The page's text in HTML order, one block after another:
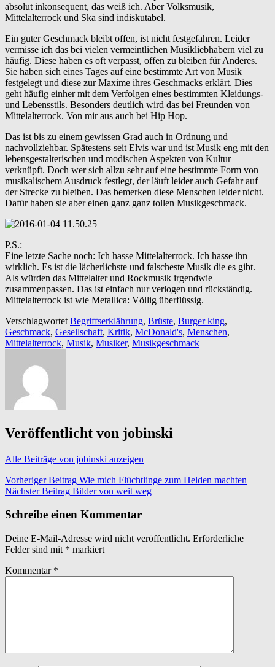
absolut inkonsequent, das weiß ich. Aber Volksmusik,
Mittelalterrock und Ska sind indiskutabel.
Ein guter Geschmack bleibt offen, ist nicht festgefahren. Leider
vermisse ich das bei vielen vermeintlichen Musikliebhabern viel zu
häufig. Diese haben es oft verpasst, offen zu bleiben für Anderes.
Sie haben sich eines Tages auf eine bestimmte Art von Musik
festgelegt und diese zur Maxime ihres Geschmacks erklärt. Dies
geht häufig einher mit dem Verfolgen eines bestimmten Kleidungs-
und Lebensstils. Besonders deutlich wird das bei Freunden von
Mittelalterrock. Von mir aus auch bei Hip Hop.
Das ist bis zu einem gewissen Grad auch in Ordnung und
nachvollziehbar. Spätestens seit Elvis war und ist Musik eng mit den
lebensgestalterischen und modischen Aspekten von Kultur
verknüpft. Doch wer sich allzu sehr auf eine bestimmte Form von
musikalischem Ausdruck festlegt, der läuft leider auch Gefahr auf
der Strecke zu bleiben. Das bemerken diese Menschen leider nicht.
Dafür haben sie aber einen ganz ganz tollen Musikgeschmack.
P.S.:
Eine letzte Sache noch: Ich hasse Mittelalterrock. Ich hasse ihn
wirklich. Es ist die lächerlichste und falscheste Musik die es gibt.
Als würden das Mittelalter und Rockmusik irgendwie
zusammenpassen. Das ist einfach nur verlogen und rückständig.
Mittelalterrock ist wie Metallica: Völlig überflüssig.
Verschlagwortet Begriffserklährung, Brüste, Burger king,
Geschmack, Gesellschaft, Kritik, McDonald's, Menschen,
Mittelalterrock, Musik, Musiker, Musikgeschmack
Veröffentlicht von jobinski
Alle Beiträge von jobinski anzeigen
Beitragsnavigation
Vorheriger Beitrag Wie mich Flüchtlinge zum Helden machten
Nächster Beitrag Bilder von weit weg
Schreibe einen Kommentar
Deine E-Mail-Adresse wird nicht veröffentlicht. Erforderliche
Felder sind mit * markiert
Kommentar *